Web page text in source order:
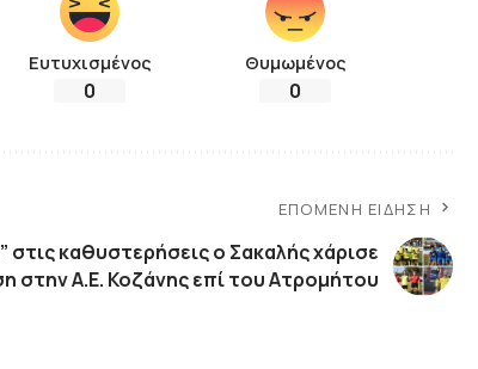
Ευτυχισμένος
0
Θυμωμένος
0
ΕΠΌΜΕΝΗ ΕΊΔΗΣΗ
στις καθυστερήσεις ο Σακαλής χάρισε
στην Α.Ε. Κοζάνης επί του Ατρομήτου